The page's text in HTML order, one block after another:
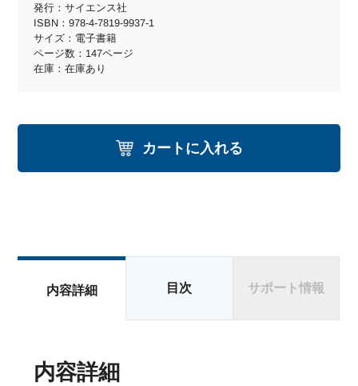
発行：サイエンス社
ISBN：978-4-7819-9937-1
サイズ：電子書籍
ページ数：147ページ
在庫：在庫あり
カートに入れる
内容詳細 目次 サポート情報
内容詳細